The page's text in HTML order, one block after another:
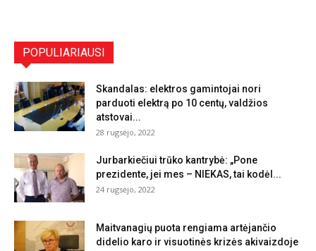
POPULIARIAUSI
Skandalas: elektros gamintojai nori
parduoti elektrą po 10 centų, valdžios
atstovai...
28 rugsėjo, 2022
Jurbarkiečiui trūko kantrybė: „Pone
prezidente, jei mes – NIEKAS, tai kodėl...
24 rugsėjo, 2022
Maitvanagių puota rengiama artėjančio
didelio karo ir visuotinės krizės akivaizdoje